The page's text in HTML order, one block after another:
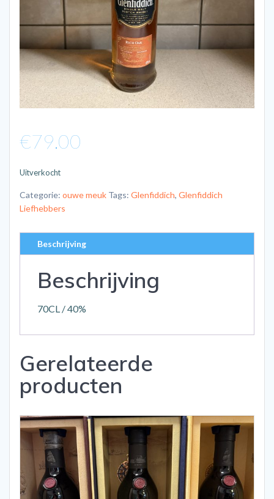
€79.00
Uitverkocht
Categorie: ouwe meuk Tags: Glenfiddich, Glenfiddich
Liefhebbers
Beschrijving
Beschrijving
70CL / 40%
Gerelateerde
producten